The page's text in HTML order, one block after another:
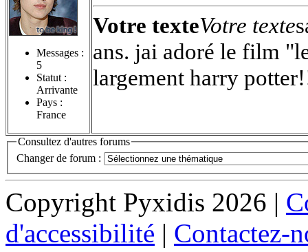
Messages :
5
Statut :
Arrivante
Pays :
France
Votre texteVotre texte
ans. jai adoré le film
largement harry
Consultez d'autres forums
Changer de forum :
Copyright Pyxidis 2026 |
d'accessibilité | Contactez-